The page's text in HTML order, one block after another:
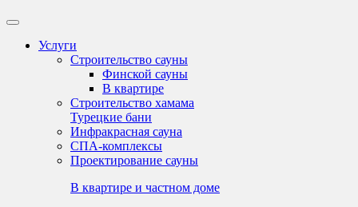
Услуги
Строительство сауны
Финской сауны
В квартире
Строительство хамама
Турецкие бани
Инфракрасная сауна
СПА-комплексы
Проектирование сауны
В квартире и частном доме